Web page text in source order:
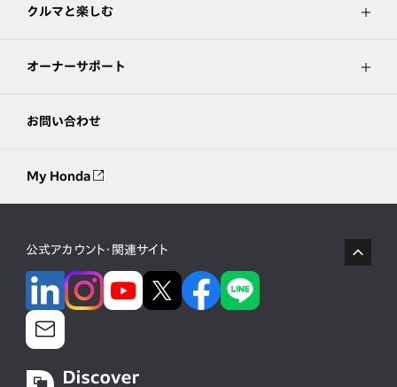
クルマと楽しむ
オーナーサポート
お問い合わせ
My Honda
公式アカウント・関連サイト